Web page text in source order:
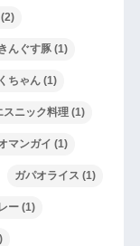
きんぐす豚(1)
ちゃん(1)
スニック料理(1)
マンガイ (1)
ガパオライス (1)
ー(1)